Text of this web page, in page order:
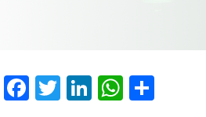
Facebook
Twitter
LinkedIn